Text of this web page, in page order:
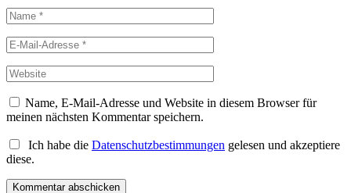
Name, E-Mail-Adresse und Website in diesem Browser für
meinen nächsten Kommentar speichern.
Ich habe die Datenschutzbestimmungen gelesen und akzeptiere
diese.